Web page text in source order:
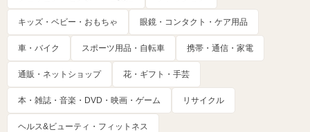
キッズ・ベビー・おもちゃ 眼鏡・コンタクト・ケア用品
車・バイク スポーツ用品・自転車 携帯・通信・家電
通販・ネットショップ 花・ギフト・手芸
本・雑誌・音楽・DVD・映画・ゲーム リサイクル
ヘルス&ビューティ・フィットネス